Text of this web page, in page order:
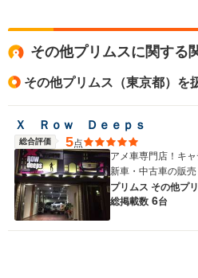
その他プリムスに関する
その他プリムス（東京都）を
Ｘ Ｒｏｗ Ｄｅｅｐｓ
総合評価 5点
アメ車専門店！キ
新車・中古車の販売
プリムス その他プ
総掲載数 6台